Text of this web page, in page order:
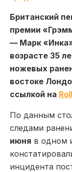
Британский
премии
— Марк «Инка»
возрасте 35
ножевых
востоке
ссылкой на
По данным
следами
июня в одном
инцидента